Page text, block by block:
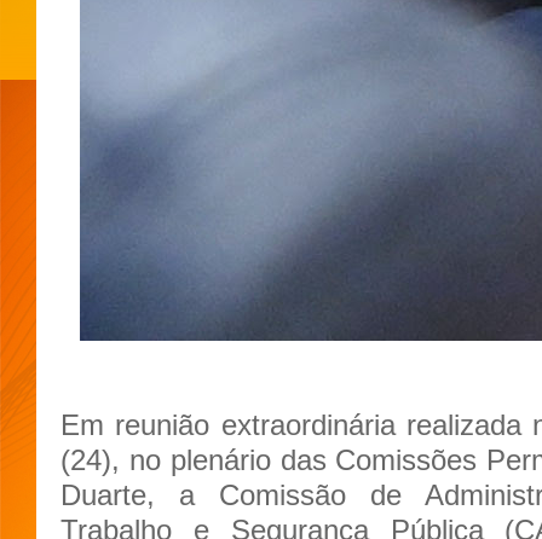
Em reunião extraordinária realizada
(24), no plenário das Comissões
Duarte, a Comissão de
Trabalho e Segurança Pública